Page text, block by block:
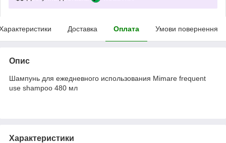
Доставка Оплата Умови повернення
Опис
Шампунь для ежедневного использования Mimare frequent
use shampoo 480 мл
Характеристики